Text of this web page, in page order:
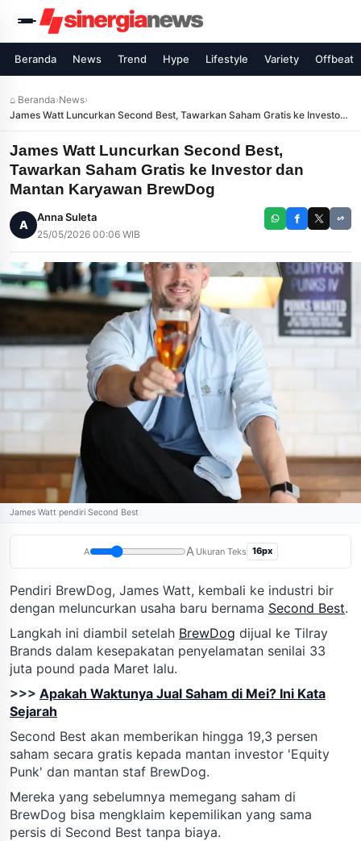
Beranda News Trend Hype Lifestyle Variety Offbeat
⌂ Beranda›News›
James Watt Luncurkan Second Best, Tawarkan Saham Gratis ke Investor
dan Mantan Karyawan BrewDog
James Watt Luncurkan Second Best,
Tawarkan Saham Gratis ke Investor dan
Mantan Karyawan BrewDog
A
Anna Suleta
25/05/2026 00:06 WIB
James Watt pendiri Second Best
A A Ukuran Teks 16px
Pendiri BrewDog, James Watt, kembali ke industri bir
dengan meluncurkan usaha baru bernama Second Best.
Langkah ini diambil setelah BrewDog dijual ke Tilray
Brands dalam kesepakatan penyelamatan senilai 33
juta pound pada Maret lalu.
>>> Apakah Waktunya Jual Saham di Mei? Ini Kata
Sejarah
Second Best akan memberikan hingga 19,3 persen
saham secara gratis kepada mantan investor 'Equity
Punk' dan mantan staf BrewDog.
Mereka yang sebelumnya memegang saham di
BrewDog bisa mengklaim kepemilikan yang sama
persis di Second Best tanpa biaya.